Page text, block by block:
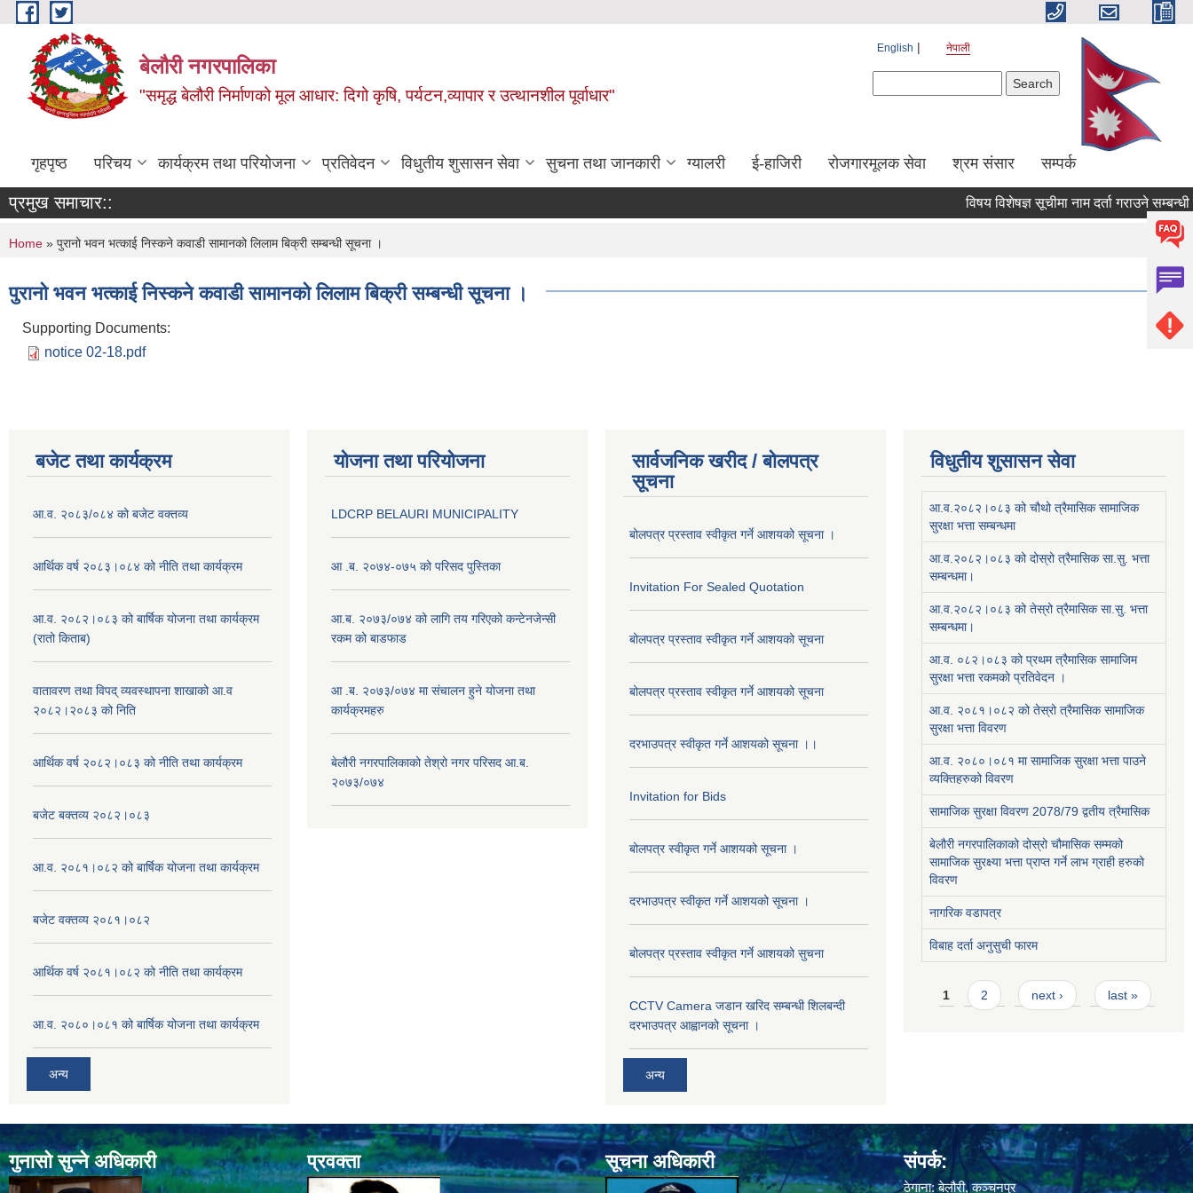
Skip to main content
बेलौरी नगरपालिका
"समृद्ध बेलौरी निर्माणको मूल आधार: दिगो कृषि, पर्यटन,व्यापार र उत्थानशील पूर्वाधार"
English नेपाली
गृहपृष्ठ परिचय कार्यक्रम तथा परियोजना प्रतिवेदन विधुतीय शुसासन सेवा सुचना तथा जानकारी ग्यालरी ई-हाजिरी रोजगारमूलक सेवा श्रम संसार सम्पर्क
प्रमुख समाचार:: विषय विशेषज्ञ सूचीमा नाम दर्ता गराउने सम्बन्धी
You are here
Home » पुरानो भवन भत्काई निस्कने कवाडी सामानको लिलाम बिक्री सम्बन्धी सूचना ।
पुरानो भवन भत्काई निस्कने कवाडी सामानको लिलाम बिक्री सम्बन्धी सूचना ।
Supporting Documents:
notice 02-18.pdf
बजेट तथा कार्यक्रम
आ.व. २०८३/०८४ को बजेट वक्तव्य
आर्थिक वर्ष २०८३।०८४ को नीति तथा कार्यक्रम
आ.व. २०८२।०८३ को बार्षिक योजना तथा कार्यक्रम
(रातो किताब)
वातावरण तथा विपद् व्यवस्थापना शाखाको आ.व
२०८२।२०८३ को निति
आर्थिक वर्ष २०८२।०८३ को नीति तथा कार्यक्रम
बजेट बक्तव्य २०८२।०८३
आ.व. २०८१।०८२ को बार्षिक योजना तथा कार्यक्रम
बजेट वक्तव्य २०८१।०८२
आर्थिक वर्ष २०८१।०८२ को नीति तथा कार्यक्रम
आ.व. २०८०।०८१ को बार्षिक योजना तथा कार्यक्रम
अन्य
योजना तथा परियोजना
LDCRP BELAURI MUNICIPALITY
आ .ब. २०७४-०७५ को परिसद पुस्तिका
आ.ब. २०७३/०७४ को लागि तय गरिएको कन्टेनजेन्सी
रकम को बाडफाड
आ .ब. २०७३/०७४ मा संचालन हुने योजना तथा
कार्यक्रमहरु
बेलौरी नगरपालिकाको तेश्रो नगर परिसद आ.ब.
२०७३/०७४
सार्वजनिक खरीद / बोलपत्र
सूचना
बोलपत्र प्रस्ताव स्वीकृत गर्ने आशयको सूचना ।
Invitation For Sealed Quotation
बोलपत्र प्रस्ताव स्वीकृत गर्ने आशयको सूचना
बोलपत्र प्रस्ताव स्वीकृत गर्ने आशयको सूचना
दरभाउपत्र स्वीकृत गर्ने आशयको सूचना ।।
Invitation for Bids
बोलपत्र स्वीकृत गर्ने आशयको सूचना ।
दरभाउपत्र स्वीकृत गर्ने आशयको सूचना ।
बोलपत्र प्रस्ताव स्वीकृत गर्ने आशयको सुचना
CCTV Camera जडान खरिद सम्बन्धी शिलबन्दी
दरभाउपत्र आह्वानको सूचना ।
अन्य
विधुतीय शुसासन सेवा
आ.व.२०८२।०८३ को चौथो त्रैमासिक सामाजिक
सुरक्षा भत्ता सम्बन्धमा
आ.व.२०८२।०८३ को दोस्रो त्रैमासिक सा.सु. भत्ता
सम्बन्धमा।
आ.व.२०८२।०८३ को तेस्रो त्रैमासिक सा.सु. भत्ता
सम्बन्धमा।
आ.व. ०८२।०८३ को प्रथम त्रैमासिक सामाजिम
सुरक्षा भत्ता रकमको प्रतिवेदन ।
आ.व. २०८१।०८२ को तेस्रो त्रैमासिक सामाजिक
सुरक्षा भत्ता विवरण
आ.व. २०८०।०८१ मा सामाजिक सुरक्षा भत्ता पाउने
व्यक्तिहरुको विवरण
सामाजिक सुरक्षा विवरण 2078/79 द्वतीय त्रैमासिक
बेलौरी नगरपालिकाको दोस्रो चौमासिक सम्मको
सामाजिक सुरक्ष्या भत्ता प्राप्त गर्ने लाभ ग्राही हरुको
विवरण
नागरिक वडापत्र
विबाह दर्ता अनुसुची फारम
Pages
1 2 next › last »
गुनासो सुन्ने अधिकारी प्रवक्ता सूचना अधिकारी संपर्क:
ठेगाना: बेलौरी, कञ्चनपुर